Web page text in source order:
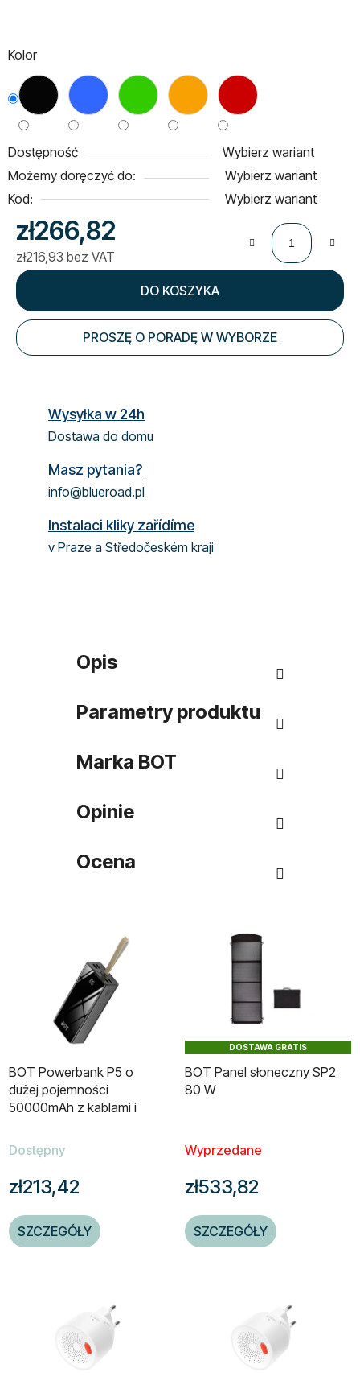
Kolor
Dostępność
Wybierz wariant
Możemy doręczyć do:
Wybierz wariant
Kod:
Wybierz wariant
zł266,82
zł216,93 bez VAT
Cena jednostkowa:
DO KOSZYKA
PROSZĘ O PORADĘ W WYBORZE
Wysyłka w 24h
Dostawa do domu
Masz pytania?
info@blueroad.pl
Instalaci kliky zařídíme
v Praze a Středočeském kraji
Opis
Parametry produktu
Marka BOT
Opinie
Ocena
BOT Powerbank P5 o
dużej pojemności
50000mAh z kablami i
Dostępny
zł213,42
SZCZEGÓŁY
DOSTAWA GRATIS
BOT Panel słoneczny SP2
80 W
Wyprzedane
zł533,82
SZCZEGÓŁY